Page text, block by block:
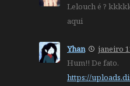
Lelouch é ?
aqui
Yhan
janeiro
Hum!! De fato.
https://